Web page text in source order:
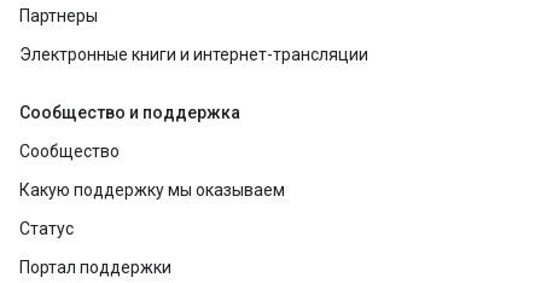
Партнеры
Электронные книги и интернет-трансляции
Сообщество и поддержка
Сообщество
Какую поддержку мы оказываем
Статус
Портал поддержки